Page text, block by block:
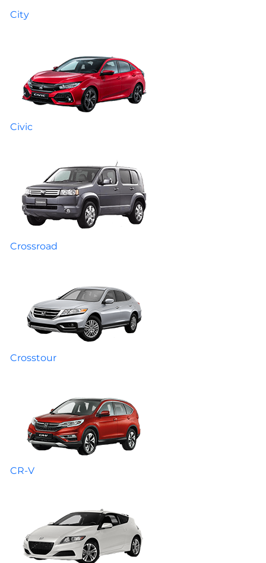
City
Civic
Crossroad
Crosstour
CR-V